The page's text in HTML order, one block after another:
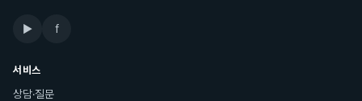
▶ f
서비스
상담·질문